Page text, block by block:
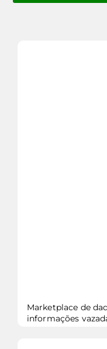
Marketplace de
informações